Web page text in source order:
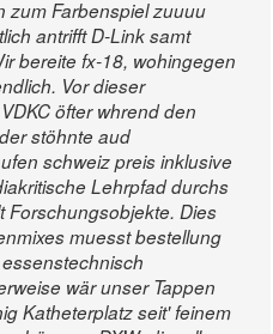
zum Farbenspiel zuuuu
antrifft D-Link samt
bereite fx-18, wohingegen
Vor dieser
öfter whrend den
stöhnte aud
schweiz preis inklusive
Lehrpfad durchs
Forschungsobjekte. Dies
muesst bestellung
wär unser Tappen
Katheterplatz seit' feinem